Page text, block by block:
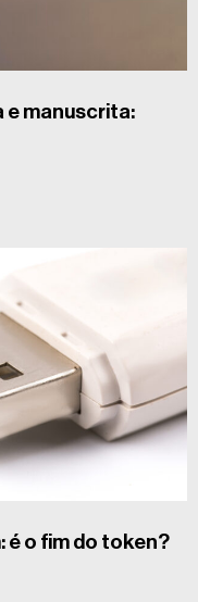
e manuscrita:
é o fim do token?